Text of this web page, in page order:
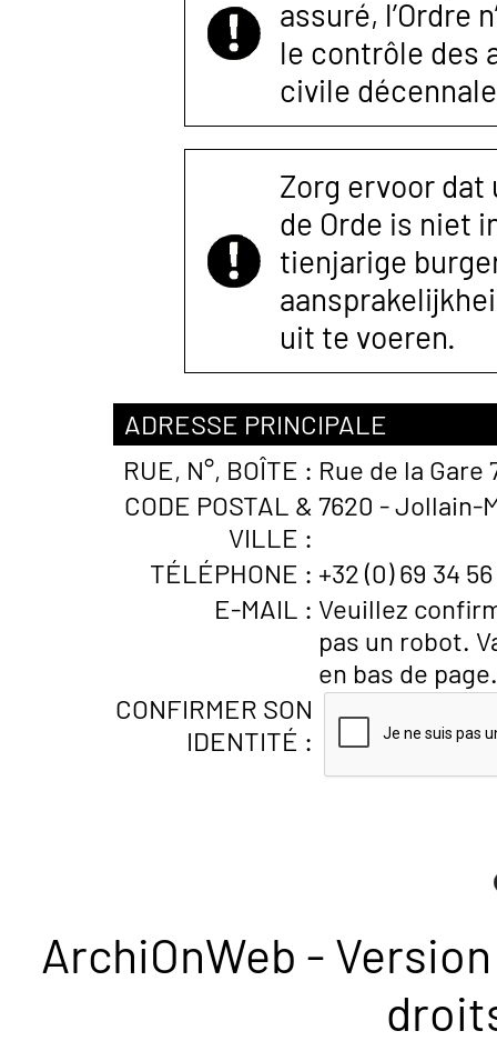
assuré, l’Ordre
le contrôle des
civile
Zorg ervoor
de Orde is niet
tienjarige
uit te voeren.
ADRESSE PRINCIPALE
RUE, N°, BOÎTE : Rue de la Gare
CODE POSTAL &
VILLE :
7620 - Jollain-
TÉLÉPHONE : +32 (0) 69 34
E-MAIL : Veuillez
pas un robot.
en bas de page.
CONFIRMER SON
IDENTITÉ :
ArchiOnWeb -